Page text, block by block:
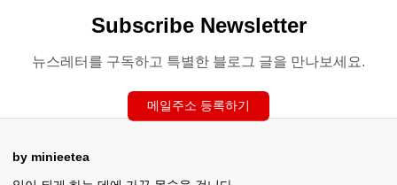
Subscribe Newsletter
뉴스레터를 구독하고 특별한 블로그 글을 만나보세요.
메일주소 등록하기
by minieetea